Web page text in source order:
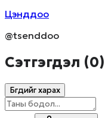
Цэнддоо
@tsenddoo
Сэтгэгдэл (0)
Бүгдийг харах